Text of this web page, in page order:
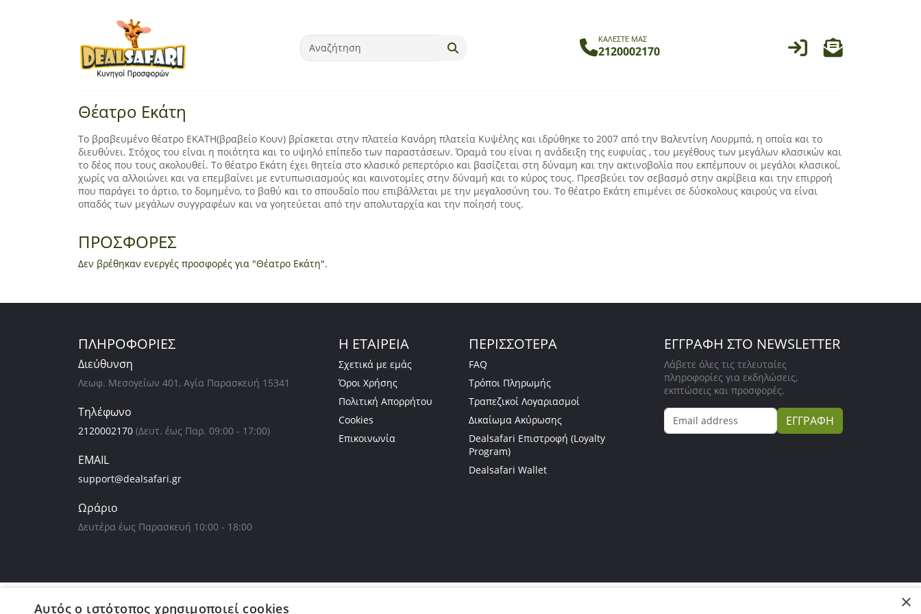
ΚΑΛΕΣΤΕ ΜΑΣ
2120002170
Θέατρο Εκάτη
Το βραβευμένο θέατρο ΕΚΑΤΗ(βραβείο Κουν) βρίσκεται στην πλατεία Κανάρη πλατεία Κυψέλης και ιδρύθηκε το 2007 από την Βαλεντίνη Λουρμπά, η οποία και το
διευθύνει. Στόχος του είναι η ποιότητα και το υψηλό επίπεδο των παραστάσεων. Όραμά του είναι η ανάδειξη της ευφυΐας , του μεγέθους των μεγάλων κλασικών και
το δέος που τους ακολουθεί. Το θέατρο Εκάτη έχει θητεία στο κλασικό ρεπερτόριο και βασίζεται στη δύναμη και την ακτινοβολία που εκπέμπουν οι μεγάλοι κλασικοί,
χωρίς να αλλοιώνει και να επεμβαίνει με εντυπωσιασμούς και καινοτομίες στην δύναμή και το κύρος τους. Πρεσβεύει τον σεβασμό στην ακρίβεια και την επιρροή
που παράγει το άρτιο, το δομημένο, το βαθύ και το σπουδαίο που επιβάλλεται με την μεγαλοσύνη του. Το θέατρο Εκάτη επιμένει σε δύσκολους καιρούς να είναι
οπαδός των μεγάλων συγγραφέων και να γοητεύεται από την απολυταρχία και την ποίησή τους.
ΠΡΟΣΦΟΡΕΣ
Δεν βρέθηκαν ενεργές προσφορές για "Θέατρο Εκάτη".
ΠΛΗΡΟΦΟΡΙΕΣ
Διεύθυνση
Λεωφ. Μεσογείων 401, Αγία Παρασκευή 15341
Τηλέφωνο
2120002170 (Δευτ. έως Παρ. 09:00 - 17:00)
EMAIL
support@dealsafari.gr
Ωράριο
Δευτέρα έως Παρασκευή 10:00 - 18:00
Η ΕΤΑΙΡΕΙΑ
Σχετικά με εμάς
Όροι Χρήσης
Πολιτική Απορρήτου
Cookies
Επικοινωνία
ΠΕΡΙΣΣΟΤΕΡΑ
FAQ
Τρόποι Πληρωμής
Τραπεζικοί Λογαριασμοί
Δικαίωμα Ακύρωσης
Dealsafari Επιστροφή (Loyalty
Program)
Dealsafari Wallet
ΕΓΓΡΑΦΗ ΣΤΟ NEWSLETTER
Λάβετε όλες τις τελευταίες
πληροφορίες για εκδηλώσεις,
εκπτώσεις και προσφορές.
ΕΓΓΡΑΦΗ
×
Αυτός ο ιστότοπος χρησιμοποιεί cookies